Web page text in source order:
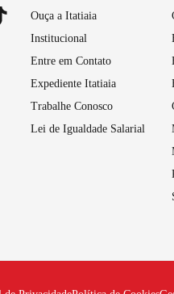
Ouça a Itatiaia
Institucional
Entre em Contato
Expediente Itatiaia
Trabalhe Conosco
Lei de Igualdade Salarial